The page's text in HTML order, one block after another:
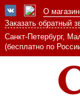
О
Заказать обратный
Санкт-Петербург,
(бесплатно по